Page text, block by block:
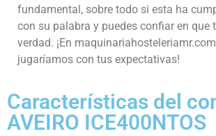
fundamental, sobre todo si esta ha
con su palabra y puedes confiar en que
verdad. ¡En
jugaríamos con tus expectativas!
Características del
AVEIRO ICE400NTOS